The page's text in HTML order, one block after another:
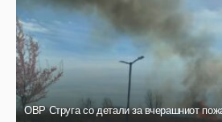
ОВР Струга со детали за вчерашниот